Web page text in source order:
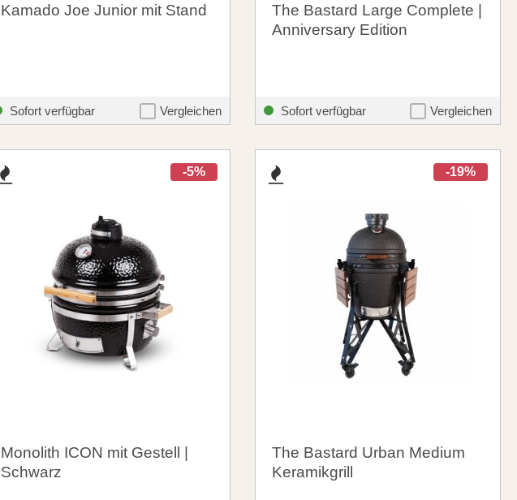
Kamado Joe Junior mit Stand
467,00 € santosgrills-theme.listing.formerPrice:
599,00 €
Sofort verfügbar Vergleichen
The Bastard Large Complete |
Anniversary Edition
1.047,00 € santosgrills-
1.449,00 €
Sofort verfügbar Vergleichen
-5%
Monolith ICON mit Gestell |
Schwarz
-19%
The Bastard Urban Medium
Keramikgrill